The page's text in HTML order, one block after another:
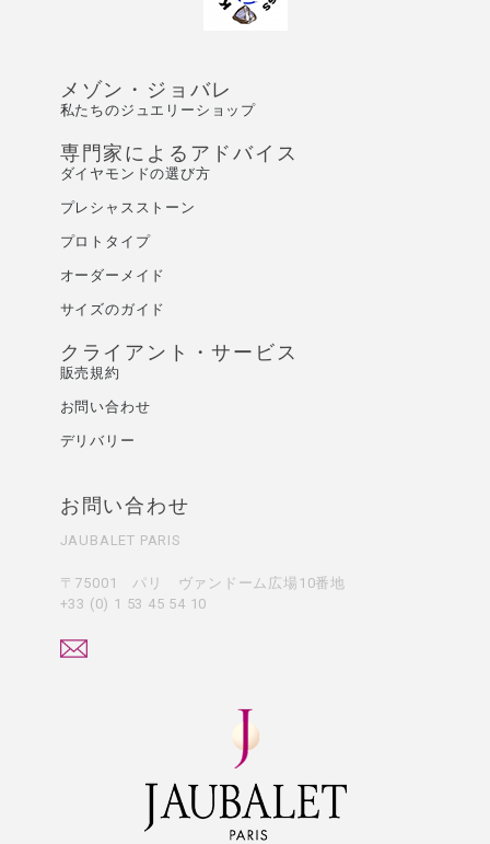
メゾン・ジョバレ
私たちのジュエリーショップ
専門家によるアドバイス
ダイヤモンドの選び方
プレシャスストーン
プロトタイプ
オーダーメイド
サイズのガイド
クライアント・サービス
販売規約
お問い合わせ
デリバリー
お問い合わせ
JAUBALET PARIS
〒75001 パリ ヴァンドーム広場10番地
+33 (0) 1 53 45 54 10